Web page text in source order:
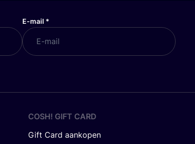
E-mail *
COSH! GIFT CARD
Gift Card aankopen